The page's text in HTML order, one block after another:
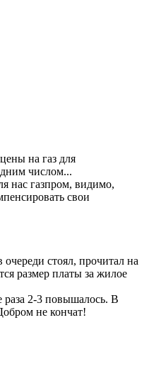
на газ для
числом...
нас газпром, видимо,
свои
стоял, прочитал на
размер платы за жилое
раза 2-3 повышалось. В
не кончат!